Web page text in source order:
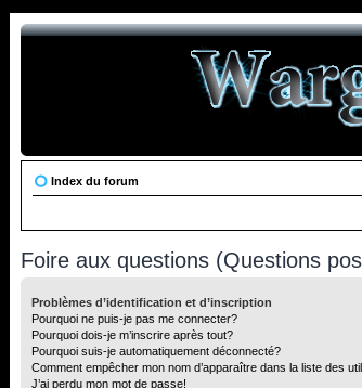
Index du forum
Foire aux questions (Questions
Problèmes d’identification et d’inscription
Pourquoi ne puis-je pas me connecter?
Pourquoi dois-je m’inscrire après tout?
Pourquoi suis-je automatiquement déconnecté?
Comment empêcher mon nom d’apparaître dans la liste des
J’ai perdu mon mot de passe!